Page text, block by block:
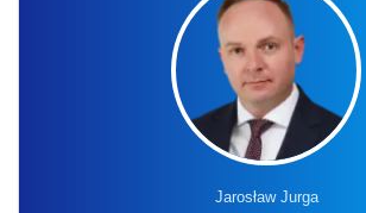
Jarosław Jurga